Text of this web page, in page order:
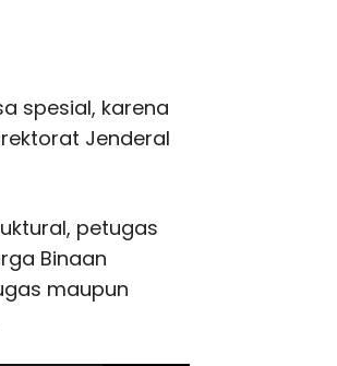
spesial, karena
Jenderal
petugas
Binaan
maupun